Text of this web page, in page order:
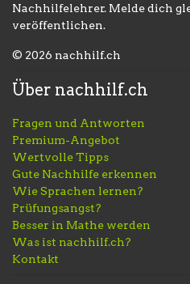
Nachhilfelehrer. Melde dich
veröffentlichen.
© 2026 nachhilf.ch
Über nachhilf.ch
Fragen und Antworten
Premium-Angebot
Wertvolle Tipps
Gute Nachhilfe erkennen
Wie Sprachen lernen?
Prüfungsangst?
Besser in Mathe werden
Was ist nachhilf.ch?
Kontakt